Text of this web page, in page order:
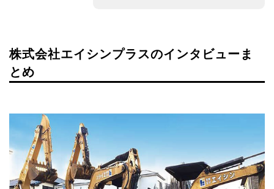
株式会社エイシンプラスのインタビューま
とめ